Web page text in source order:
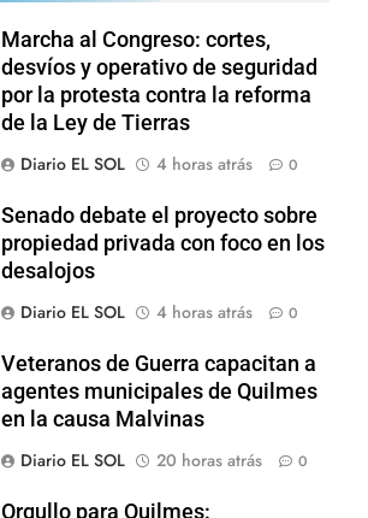
Marcha al Congreso: cortes,
desvíos y operativo de seguridad
por la protesta contra la reforma
de la Ley de Tierras
Diario EL SOL
4 horas atrás 0
Senado debate el proyecto sobre
propiedad privada con foco en los
desalojos
Diario EL SOL
4 horas atrás 0
Veteranos de Guerra capacitan a
agentes municipales de Quilmes
en la causa Malvinas
Diario EL SOL
20 horas atrás 0
Orgullo para Quilmes: